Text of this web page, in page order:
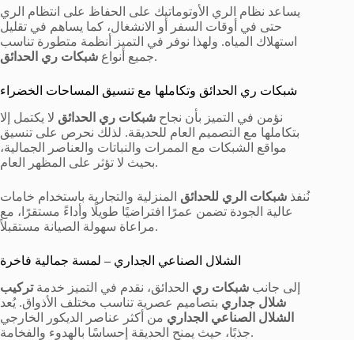
يساعد نظام الري الأوتوماتيك على الحفاظ على انتظام الري
حتى في أوقات السفر أو الانشغال، كما يساهم في تقليل
استهلاك المياه. ولهذا نوفر في التميز أنظمة متطورة تناسب
جميع أنواع شبكات ري الحدائق .
شبكات ري الحدائق وتكاملها مع تنسيق المساحات الخضراء
نؤمن في التميز بأن نجاح شبكات ري الحدائق لا يكتمل إلا
بتكاملها مع التصميم العام للحديقة. لذلك نحرص على تنسيق
مواقع الشبكات مع الممرات والنباتات والعناصر الجمالية،
بحيث لا تؤثر على المظهر العام.
نُنفذ شبكات الري للحدائق المنزلية والتجارية باستخدام خامات
عالية الجودة تضمن عمرًا افتراضيًا طويلًا وأداءً مستقرًا، مع
مراعاة سهولة الصيانة مستقبلاً.
الشلال الصناعي الجداري – لمسة جمالية فاخرة
إلى جانب شبكات ري الحدائق، نقدم في التميز خدمةتركيب
شلال جداري بتصاميم عصرية تناسب مختلف الأذواق. يُعد
الشلال الصناعي الجداري من أكثر عناصر الديكور الخارجي
جذبًا، حيث يمنح الحديقة إحساسًا بالهدوء والفخامة.